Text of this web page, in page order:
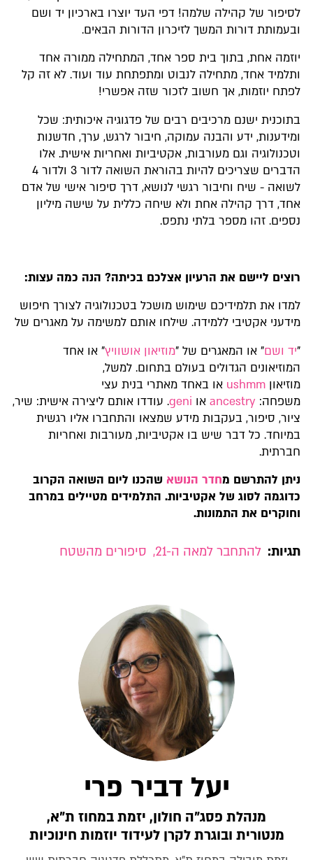
לסיפור של קהילה שלמה! דפי העד יוצרו בארכיון יד ושם
ובעמותת דורות המשך לזיכרון הדורות הבאים.
יוזמה אחת, בתוך בית ספר אחד, המתחילה ממורה אחד
ותלמיד אחד, מתחילה לנבוט ומתפתחת עוד ועוד. לא זה קל
לפתח יוזמות, אך חשוב לזכור שזה אפשרי!
בתוכנית ישנם מרכיבים רבים של פדגוגיה איכותית: שכל
ומידענות, ידע והבנה עמוקה, חיבור לרגש, ערך, חדשנות
וטכנולוגיה וגם מעורבות, אקטיביות ואחריות אישית. אלו
הדברים שצריכים להיות בהוראת השואה לדור 3 ולדור 4
לשואה - שיח וחיבור רגשי לנושא, דרך סיפור אישי של אדם
אחד, דרך קהילה אחת ולא שיחה כללית על שישה מיליון
נספים. זהו מספר בלתי נתפס.
רוצים ליישם את הרעיון אצלכם בכיתה? הנה כמה עצות:
למדו את תלמידיכם שימוש מושכל בטכנולוגיה לצורך חיפוש
מידעני אקטיבי ללמידה. שילחו אותם למשימה על מאגרים של
"יד ושם" או המאגרים של "מוזיאון אושוויץ" או אחד
המוזיאונים הגדולים בעולם בתחום. למשל,
מוזיאון ushmm או באחד מאתרי בנית עצי
משפחה: ancestryאו geni. עודדו אותם ליצירה אישית: שיר,
ציור, סיפור, בעקבות מידע שמצאו והתחברו אליו רגשית
במיוחד. כל דבר שיש בו אקטיביות, מעורבות ואחריות
חברתית.
ניתן להתרשם מחדר הנושא שהכנו ליום השואה הקרוב
כדוגמה לסוג של אקטיביות. התלמידים מטיילים במרחב
וחוקרים את התמונות.
תגיות: להתחבר למאה ה-21 , סיפורים מהשטח
יעל דביר פרי
מנהלת פסג"ה חולון, יזמת במחוז ת"א,
מנטורית ובוגרת לקרן לעידוד יוזמות חינוכיות